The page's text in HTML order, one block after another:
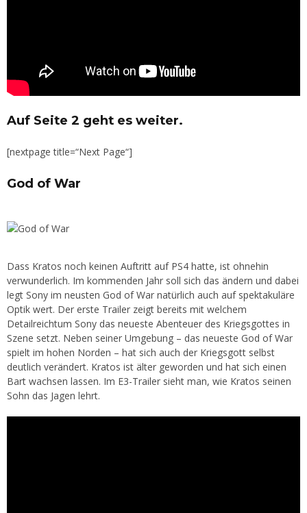
Auf Seite 2 geht es weiter.
[nextpage title=“Next Page“]
God of War
Dass Kratos noch keinen Auftritt auf PS4 hatte, ist ohnehin
verwunderlich. Im kommenden Jahr soll sich das ändern und dabei
legt Sony im neusten God of War natürlich auch auf spektakuläre
Optik wert. Der erste Trailer zeigt bereits mit welchem
Detailreichtum Sony das neueste Abenteuer des Kriegsgottes in
Szene setzt. Neben seiner Umgebung – das neueste God of War
spielt im hohen Norden – hat sich auch der Kriegsgott selbst
deutlich verändert. Kratos ist älter geworden und hat sich einen
Bart wachsen lassen. Im E3-Trailer sieht man, wie Kratos seinen
Sohn das Jagen lehrt.